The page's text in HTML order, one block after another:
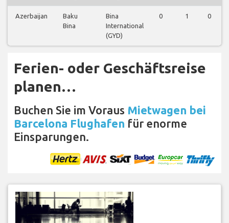
Azerbaijan
Baku
Bina
Bina
International
(GYD)
0 1 0
Ferien- oder Geschäftsreise
planen…
Buchen Sie im Voraus Mietwagen bei
Barcelona Flughafen für enorme
Einsparungen.